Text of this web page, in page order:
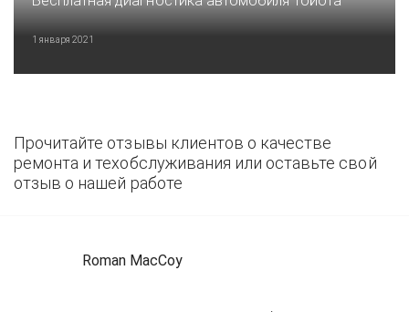
1 января 2021
Прочитайте отзывы клиентов о качестве
ремонта и техобслуживания или оставьте свой
отзыв о нашей работе
Roman MacCoy